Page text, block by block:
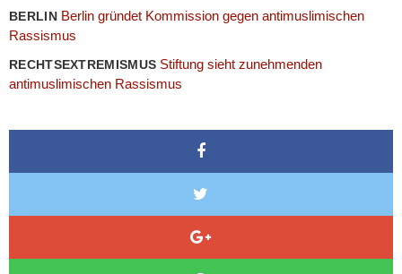
BERLIN Berlin gründet Kommission gegen antimuslimischen
Rassismus
RECHTSEXTREMISMUS Stiftung sieht zunehmenden
antimuslimischen Rassismus